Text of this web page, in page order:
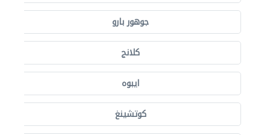
جوهور بارو
كلانج
ايبوه
كوتشينغ